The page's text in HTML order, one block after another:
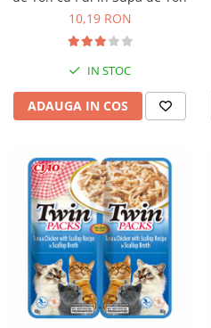
10,19 RON
IN STOC
ADAUGA IN COS